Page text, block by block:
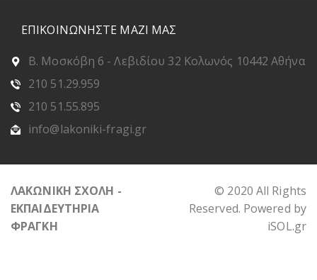
ΕΠΙΚΟΙΝΩΝΗΣΤΕ ΜΑΖΙ ΜΑΣ
Β. Μοσκόβη 6 - Λεβιδίου 32 Κολωνός 10442 Αθήνα
210 51.29.959
210 51.55.895
info@lakoniki-fragi.gr
ΛΑΚΩΝΙΚΗ ΣΧΟΛΗ -
ΕΚΠΑΙΔΕΥΤΗΡΙΑ
ΦΡΑΓΚΗ
© 2020 All Rights
Reserved. Powered by
iSOL.gr